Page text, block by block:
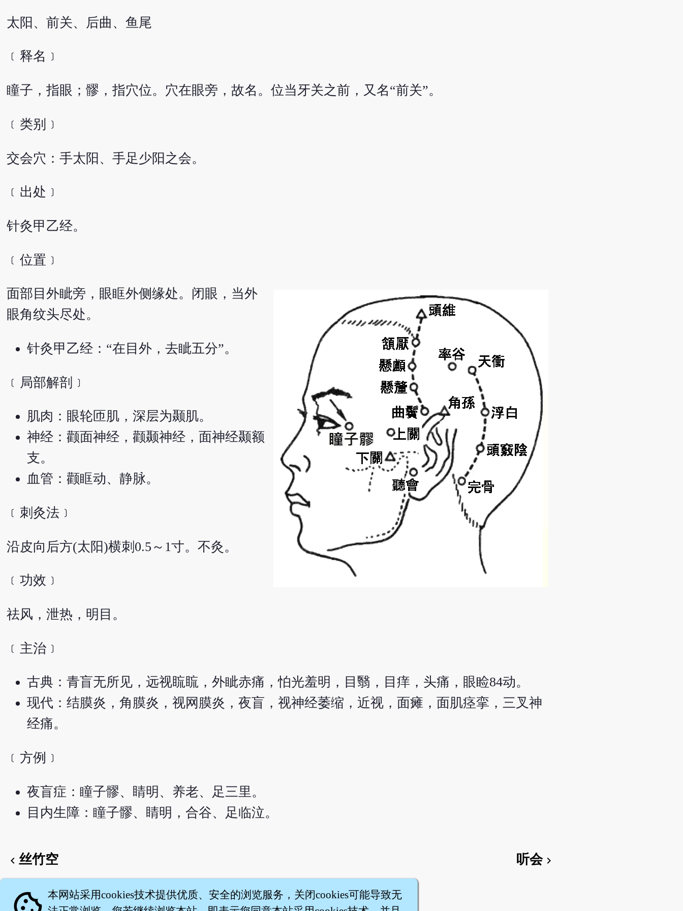
太阳、前关、后曲、鱼尾
﹝释名﹞
瞳子，指眼；髎，指穴位。穴在眼旁，故名。位当牙关之前，又名“前关”。
﹝类别﹞
交会穴：手太阳、手足少阳之会。
﹝出处﹞
针灸甲乙经。
﹝位置﹞
面部目外眦旁，眼眶外侧缘处。闭眼，当外
眼角纹头尽处。
针灸甲乙经：“在目外，去眦五分”。
﹝局部解剖﹞
肌肉：眼轮匝肌，深层为颞肌。
神经：颧面神经，颧颞神经，面神经颞额
支。
血管：颧眶动、静脉。
﹝刺灸法﹞
沿皮向后方(太阳)横刺0.5～1寸。不灸。
﹝功效﹞
祛风，泄热，明目。
﹝主治﹞
古典：青盲无所见，远视䀮䀮，外眦赤痛，怕光羞明，目翳，目痒，头痛，眼睑84动。
现代：结膜炎，角膜炎，视网膜炎，夜盲，视神经萎缩，近视，面瘫，面肌痉挛，三叉神
经痛。
﹝方例﹞
夜盲症：瞳子髎、睛明、养老、足三里。
目内生障：瞳子髎、睛明，合谷、足临泣。
chevron_left 丝竹空 听会chevron_right
English version本网站采用cookies技术提供优质、安全的浏览服务，关闭cookies可能导致无